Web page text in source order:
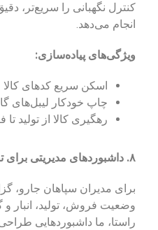
کنترل نگهبانی را سریع‌تر،
انجام می‌دهد.
ویژگی‌های پیاده‌سازی:
اسکن سریع کدهای
چاپ خودکار لیبل‌های
رهگیری کالا از تولید
۸. داشبوردهای مدیریتی برای تصمیم‌گیری استراتژیک
برای مدیران سپاهان جارو،
وضعیت فروش، تولید، انبار و
راستا، ما داشبوردهایی